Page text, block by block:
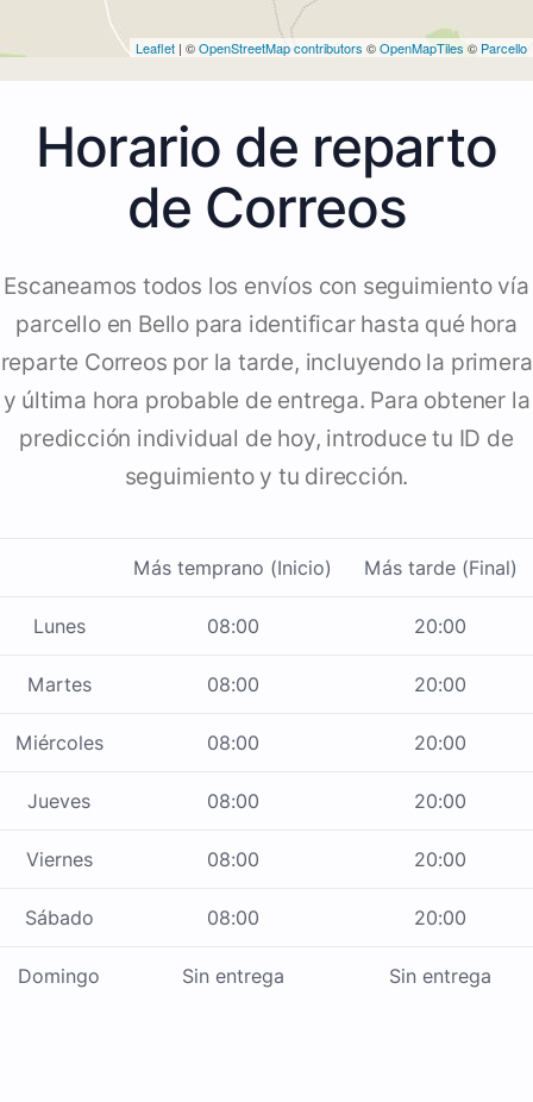
Leaflet | ©OpenStreetMap contributors ©OpenMapTiles © Parcello
Horario de reparto
de Correos
Escaneamos todos los envíos con seguimiento vía
parcello en Bello para identificar hasta qué hora
reparte Correos por la tarde, incluyendo la primera
y última hora probable de entrega. Para obtener la
predicción individual de hoy, introduce tu ID de
seguimiento y tu dirección.
Más temprano (Inicio) Más tarde (Final)
Lunes 08:00 20:00
Martes 08:00 20:00
Miércoles 08:00 20:00
Jueves 08:00 20:00
Viernes 08:00 20:00
Sábado 08:00 20:00
Domingo Sin entrega Sin entrega